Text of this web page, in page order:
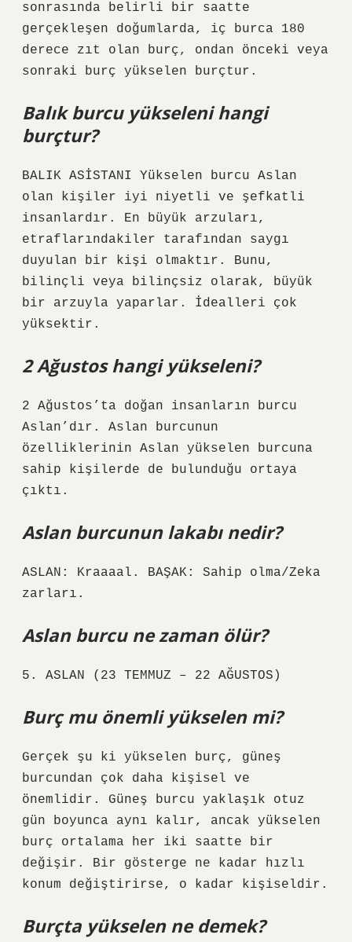
sonrasında belirli bir saatte
gerçekleşen doğumlarda, iç burca 180
derece zıt olan burç, ondan önceki veya
sonraki burç yükselen burçtur.
Balık burcu yükseleni hangi
burçtur?
BALIK ASİSTANI Yükselen burcu Aslan
olan kişiler iyi niyetli ve şefkatli
insanlardır. En büyük arzuları,
etraflarındakiler tarafından saygı
duyulan bir kişi olmaktır. Bunu,
bilinçli veya bilinçsiz olarak, büyük
bir arzuyla yaparlar. İdealleri çok
yüksektir.
2 Ağustos hangi yükseleni?
2 Ağustos’ta doğan insanların burcu
Aslan’dır. Aslan burcunun
özelliklerinin Aslan yükselen burcuna
sahip kişilerde de bulunduğu ortaya
çıktı.
Aslan burcunun lakabı nedir?
ASLAN: Kraaaal. BAŞAK: Sahip olma/Zeka
zarları.
Aslan burcu ne zaman ölür?
5. ASLAN (23 TEMMUZ – 22 AĞUSTOS)
Burç mu önemli yükselen mi?
Gerçek şu ki yükselen burç, güneş
burcundan çok daha kişisel ve
önemlidir. Güneş burcu yaklaşık otuz
gün boyunca aynı kalır, ancak yükselen
burç ortalama her iki saatte bir
değişir. Bir gösterge ne kadar hızlı
konum değiştirirse, o kadar kişiseldir.
Burçta yükselen ne demek?